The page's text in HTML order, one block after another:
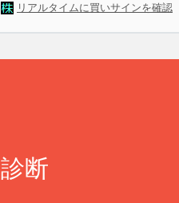
リアルタイムに買いサインを確認
断